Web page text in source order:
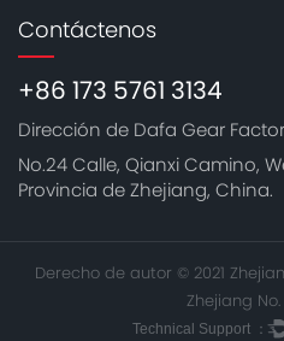
Contáctenos
+86 173 5761 3134
Dirección de Dafa Gear
No.24 Calle, Qianxi Camino,
Provincia de Zhejiang, China.
Derecho de autor © 2021
Zhejiang No.
Technical Support ：